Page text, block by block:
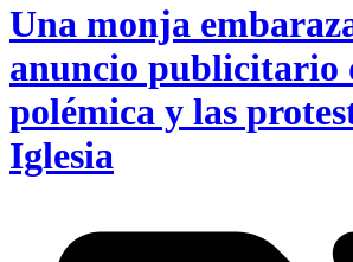
Una monja
anuncio publicitario
polémica y las
Iglesia